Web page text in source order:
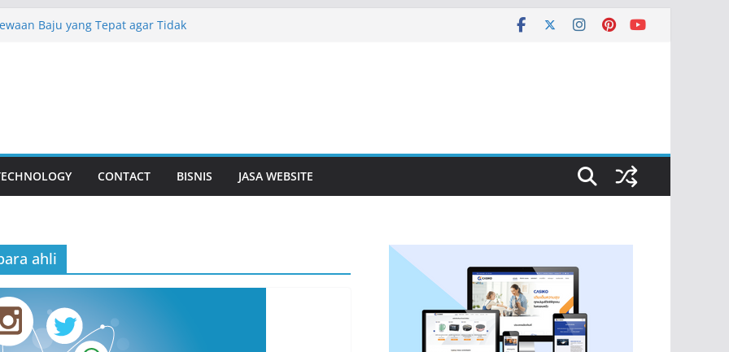
Baju yang Tepat agar Tidak
Lebih Dalam
CONTACT BISNIS JASA WEBSITE
ahli